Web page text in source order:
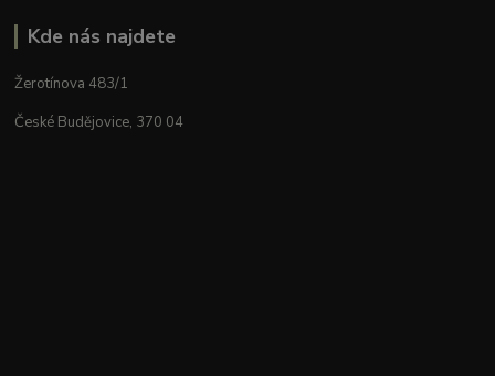
Kde nás najdete
Žerotínova 483/1
České Budějovice, 370 04